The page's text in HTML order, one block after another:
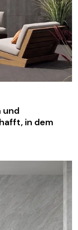
und
in dem